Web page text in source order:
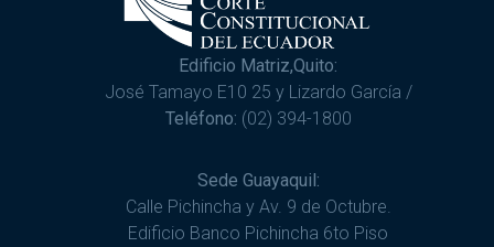
Edificio Matriz,Quito:
José Tamayo E10 25 y Lizardo García /
Teléfono: (02) 394-1800
Sede Guayaquil:
Calle Pichincha y Av. 9 de Octubre.
Edificio Banco Pichincha 6to Piso